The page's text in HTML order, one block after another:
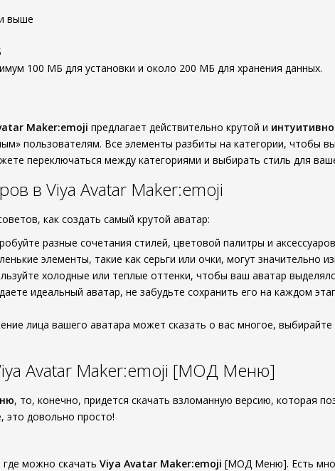
выше
100 МБ для установки и около 200 МБ для хранения данных.
Maker:emoji предлагает действительно крутой и
пользователям. Все элементы разбиты на категории, чтобы
переключаться между категориями и выбирать стиль для
в Viya Avatar Maker:emoji
как создать самый крутой аватар:
разные сочетания стилей, цветовой палитры и
элементы, такие как серьги или очки, могут значительно
холодные или теплые оттенки, чтобы ваш аватар
идеальный аватар, не забудьте сохранить его на каждом
лица вашего аватара может сказать о вас многое,
Avatar Maker:emoji [МОД Меню]
, то, конечно, придется скачать взломанную версию, которая
это довольно просто!
можно скачать Viya Avatar Maker:emoji [МОД Меню]. Есть